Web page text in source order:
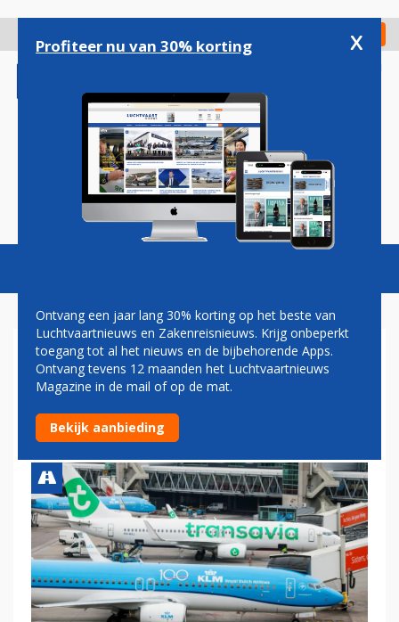
gaan
Check in
Magazine Podcasts Vacatures
KLM, TRANSAVIA EN EASYJET
OOK MAANDAG NIET NAAR
TEL AVIV
Profiteer nu van 30% korting x
Ontvang een jaar lang 30% korting op het beste van
Luchtvaartnieuws en Zakenreisnieuws. Krijg onbeperkt
toegang tot al het nieuws en de bijbehorende Apps.
Ontvang tevens 12 maanden het Luchtvaartnieuws
Magazine in de mail of op de mat.
Bekijk aanbieding